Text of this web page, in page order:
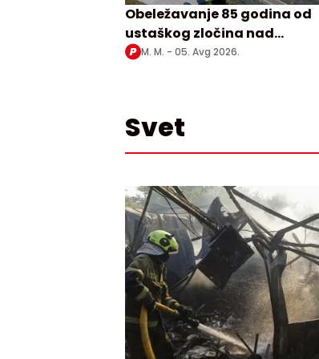
Obeležavanje 85 godina od
ustaškog zločina nad
Srbima u Prebilovcima
M. M. - 05. Avg 2026.
Svet